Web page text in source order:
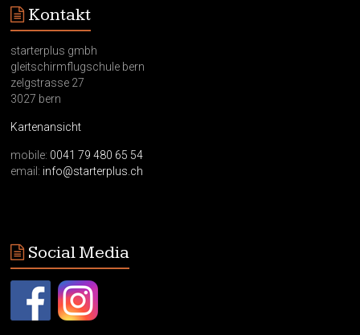
Kontakt
starterplus gmbh
gleitschirmflugschule bern
zelgstrasse 27
3027 bern
Kartenansicht
mobile: 0041 79 480 65 54
email: info@starterplus.ch
Social Media